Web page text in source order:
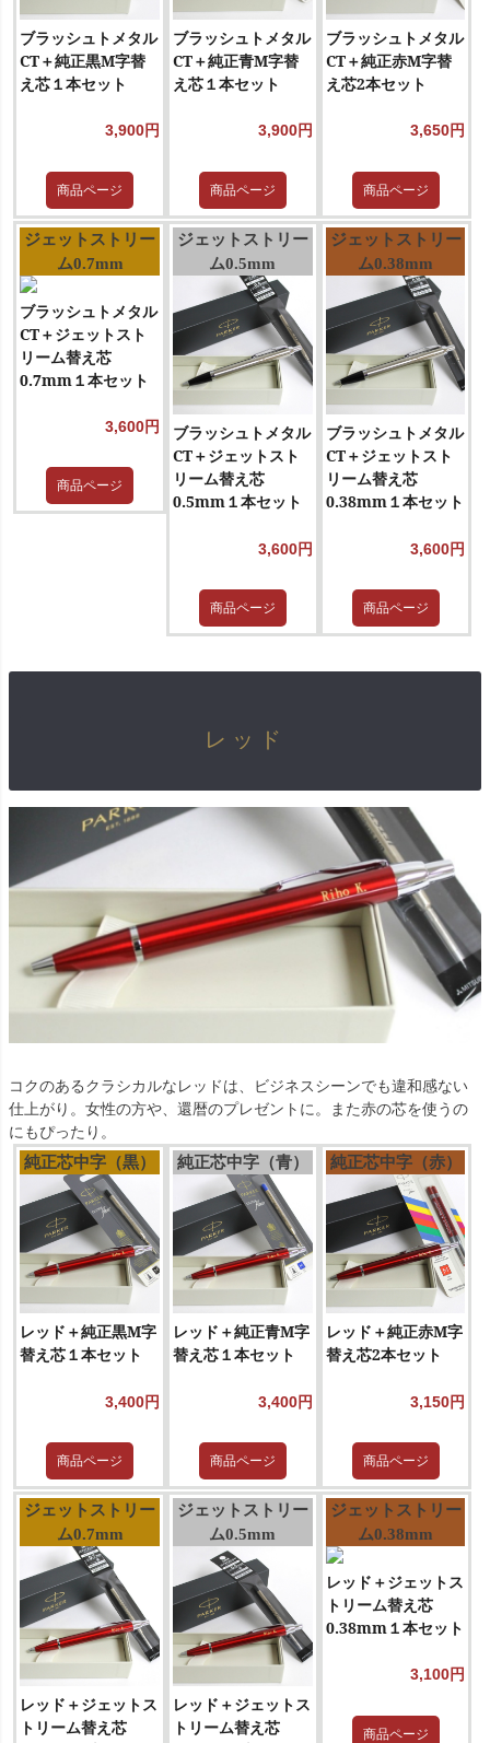
ブラッシュトメタル
CT＋純正黒M字替
え芯１本セット
3,900円
商品ページ
ブラッシュトメタル
CT＋純正青M字替
え芯１本セット
3,900円
商品ページ
ブラッシュトメタル
CT＋純正赤M字替
え芯2本セット
3,650円
商品ページ
ジェットストリー
ム0.7mm
ブラッシュトメタル
CT＋ジェットスト
リーム替え芯
0.7mm１本セット
3,600円
商品ページ
ジェットストリー
ム0.5mm
ブラッシュトメタル
CT＋ジェットスト
リーム替え芯
0.5mm１本セット
3,600円
商品ページ
ジェットストリー
ム0.38mm
ブラッシュトメタル
CT＋ジェットスト
リーム替え芯
0.38mm１本セット
3,600円
商品ページ
レッド
コクのあるクラシカルなレッドは、ビジネスシーンでも違和感ない
仕上がり。女性の方や、還暦のプレゼントに。また赤の芯を使うの
にもぴったり。
純正芯中字（黒）
レッド＋純正黒M字
替え芯１本セット
3,400円
商品ページ
純正芯中字（青）
レッド＋純正青M字
替え芯１本セット
3,400円
商品ページ
純正芯中字（赤）
レッド＋純正赤M字
替え芯2本セット
3,150円
商品ページ
ジェットストリー
ム0.7mm
レッド＋ジェットス
トリーム替え芯
ジェットストリー
ム0.5mm
レッド＋ジェットス
トリーム替え芯
ジェットストリー
ム0.38mm
レッド＋ジェットス
トリーム替え芯
0.38mm１本セット
3,100円
商品ページ